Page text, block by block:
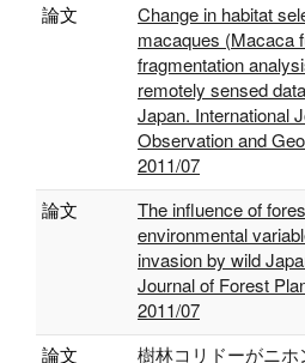
論文
Change in habitat
macaques (Macaca
fragmentation
remotely sensed
Japan. International
Observation and
2011/07
論文
The influence of
environmental
invasion by wild
Journal of Forest
2011/07
論文
樹林コリドーがニ